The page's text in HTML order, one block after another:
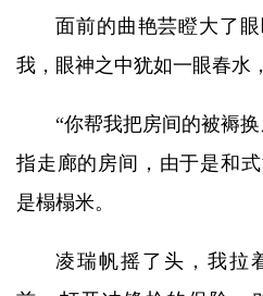
面前的曲艳芸瞪大了
我，眼神之中犹如一眼春水
“你帮我把房间的被褥
指走廊的房间，由于是和
是榻榻米。
凌瑞帆摇了头，我拉